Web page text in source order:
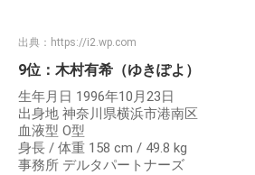
出典： https://i2.wp.com
9位：木村有希（ゆきぽよ）
生年月日 1996年10月23日
出身地 神奈川県横浜市港南区
血液型 O型
身長 / 体重 158 cm / 49.8 kg
事務所 デルタパートナーズ